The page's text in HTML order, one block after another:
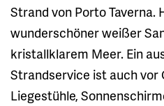
Strand von Porto Taverna.
wunderschöner weißer
kristallklarem Meer. Ein
Strandservice ist auch vor
Liegestühle,